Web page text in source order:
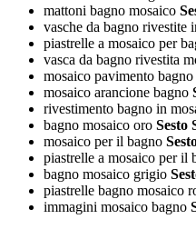
mattoni bagno mosaico
vasche da bagno rivestite
piastrelle a mosaico per
vasca da bagno rivestita
mosaico pavimento bagno
mosaico arancione bagno
rivestimento bagno in
bagno mosaico oro Sesto
mosaico per il bagno
piastrelle a mosaico per il
bagno mosaico grigio
piastrelle bagno mosaico
immagini mosaico bagno